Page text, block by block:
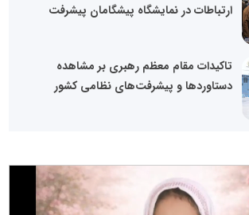
ارتباطات در نمایشگاه پیشگامان پیشرفت
تاکیدات مقام معظم رهبری بر مشاهده
دستاوردها و پیشرفت‌های نظامی کشور